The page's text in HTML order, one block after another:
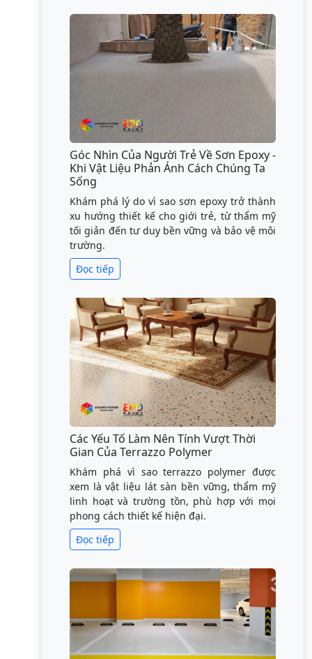
Góc Nhìn Của Người Trẻ Về Sơn Epoxy -
Khi Vật Liệu Phản Ánh Cách Chúng Ta
Sống
Khám phá lý do vì sao sơn epoxy trở thành
xu hướng thiết kế cho giới trẻ, từ thẩm mỹ
tối giản đến tư duy bền vững và bảo vệ môi
trường.
Đọc tiếp
Các Yếu Tố Làm Nên Tính Vượt Thời
Gian Của Terrazzo Polymer
Khám phá vì sao terrazzo polymer được
xem là vật liệu lát sàn bền vững, thẩm mỹ
linh hoạt và trường tồn, phù hợp với mọi
phong cách thiết kế hiện đại.
Đọc tiếp